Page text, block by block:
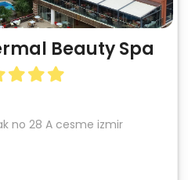
Beauty Spa
no 28 A cesme izmir